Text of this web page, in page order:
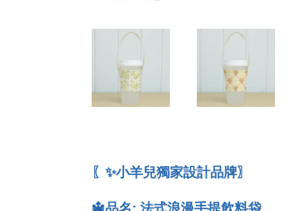
〖✨小羊兒獨家設計品牌〗